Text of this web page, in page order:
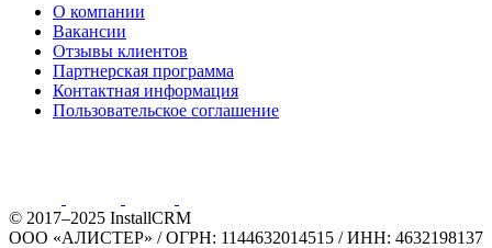
О компании
Вакансии
Отзывы клиентов
Партнерская программа
Контактная информация
Пользовательское соглашение
© 2017–2025 InstallCRM
ООО «АЛИСТЕР» /ОГРН: 1144632014515 /ИНН: 4632198137